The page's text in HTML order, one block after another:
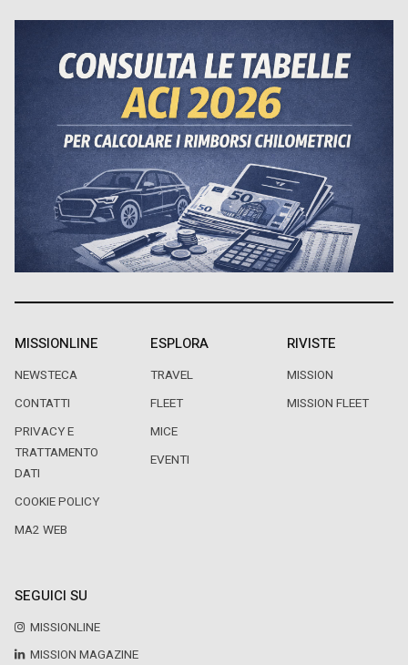
MISSIONLINE
NEWSTECA
CONTATTI
PRIVACY E
TRATTAMENTO
DATI
COOKIE POLICY
MA2 WEB
ESPLORA
TRAVEL
FLEET
MICE
EVENTI
RIVISTE
MISSION
MISSION FLEET
SEGUICI SU
MISSIONLINE
MISSION MAGAZINE